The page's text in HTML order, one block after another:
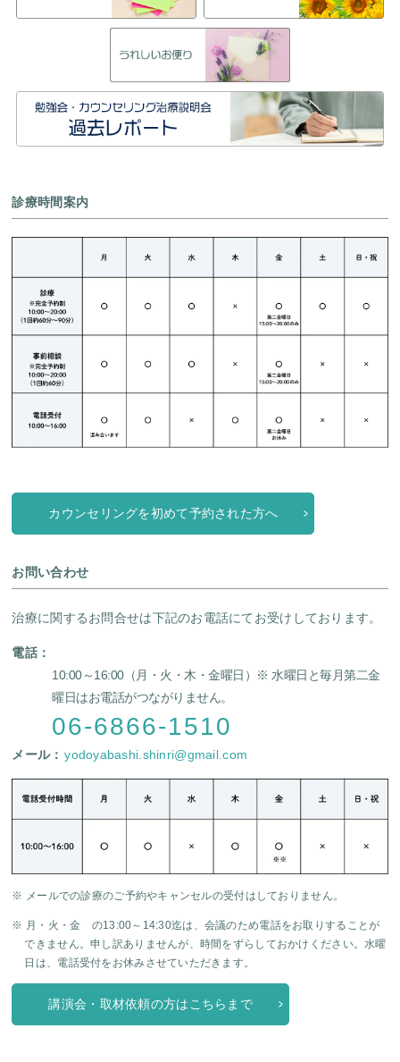
診療時間案内
カウンセリングを初めて予約された方へ
お問い合わせ
治療に関するお問合せは下記のお電話にてお受けしております。
電話：
10:00～16:00（月・火・木・金曜日）
※ 水曜日と毎月第二金
曜日はお電話がつながりません。
06-6866-1510
メール： yodoyabashi.shinri@gmail.com
※ メールでの診療のご予約やキャンセルの受付はしておりません。
※ 月・火・金 の13:00～14:30迄は、会議のため電話をお取りすることが
できません。申し訳ありませんが、時間をずらしておかけください。水曜
日は、電話受付をお休みさせていただきます。
講演会・取材依頼の方はこちらまで